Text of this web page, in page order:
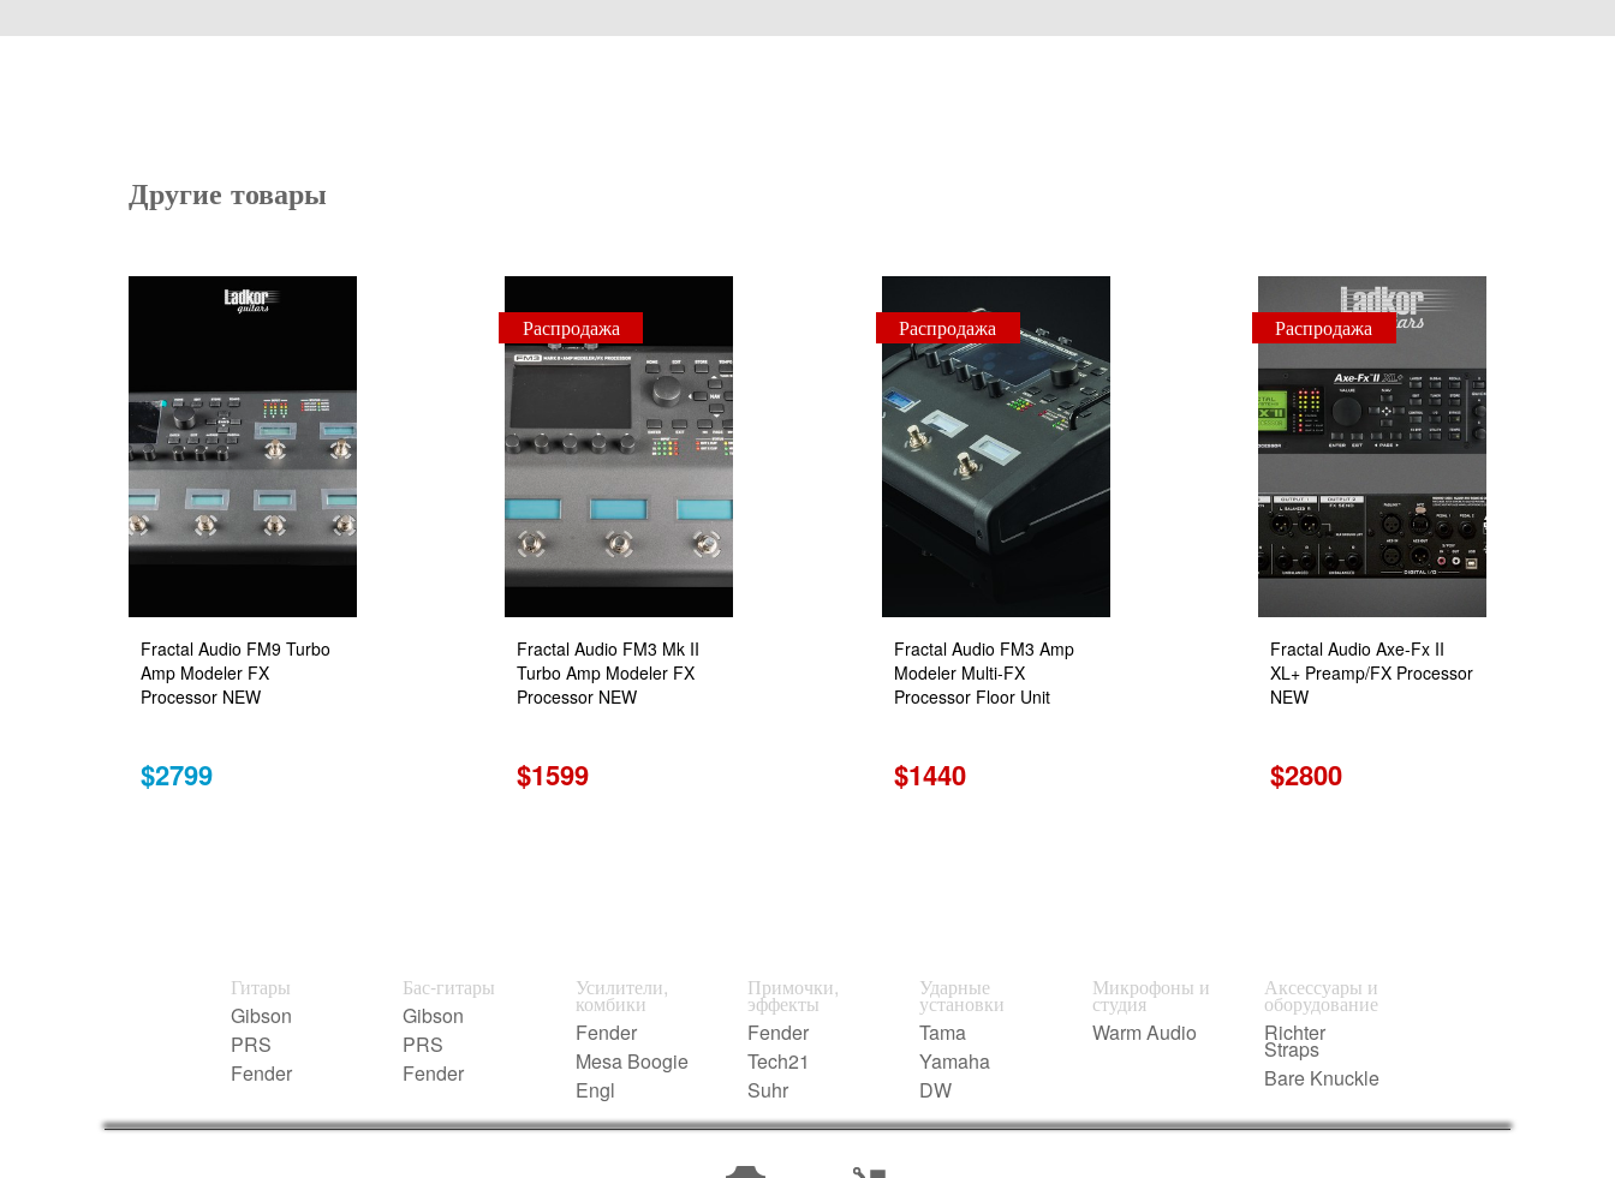
Другие товары
Fractal Audio FM9 Turbo
Amp Modeler FX
Processor NEW
$2799
Распродажа
Fractal Audio FM3 Mk II
Turbo Amp Modeler FX
Processor NEW
$1599
Распродажа
Fractal Audio FM3 Amp
Modeler Multi-FX
Processor Floor Unit
$1440
Распродажа
Fractal Audio Axe-Fx II
XL+ Preamp/FX Processor
NEW
$2800
Гитары
Gibson
PRS
Fender
Бас-гитары
Gibson
PRS
Fender
Усилители,
комбики
Fender
Mesa Boogie
Engl
Примочки,
эффекты
Fender
Tech21
Suhr
Ударные
установки
Tama
Yamaha
DW
Микрофоны и
студия
Warm Audio
Аксессуары и
оборудование
Richter
Straps
Bare Knuckle